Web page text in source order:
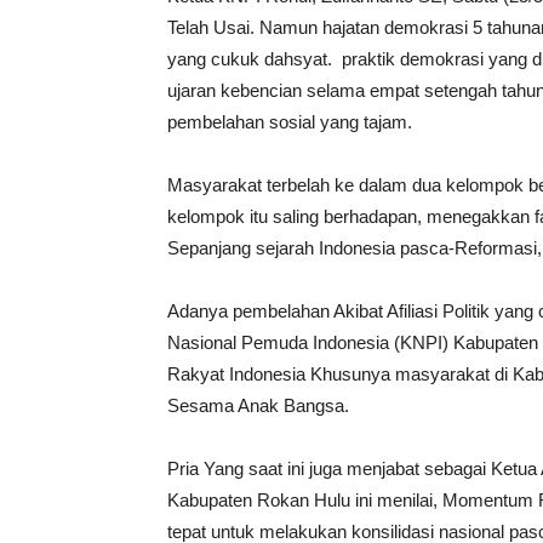
Telah Usai. Namun hajatan demokrasi 5
yang cukuk dahsyat. praktik demokrasi yang
ujaran kebencian selama empat setengah
pembelahan sosial yang tajam.
Masyarakat terbelah ke dalam dua kelompok
kelompok itu saling berhadapan, menegakkan
Sepanjang sejarah Indonesia pasca-
Adanya pembelahan Akibat Afiliasi Politik
Nasional Pemuda Indonesia (KNPI)
Rakyat Indonesia Khusunya masyarakat di
Sesama Anak Bangsa.
Pria Yang saat ini juga menjabat sebagai
Kabupaten Rokan Hulu ini menilai,
tepat untuk melakukan konsilidasi nasional